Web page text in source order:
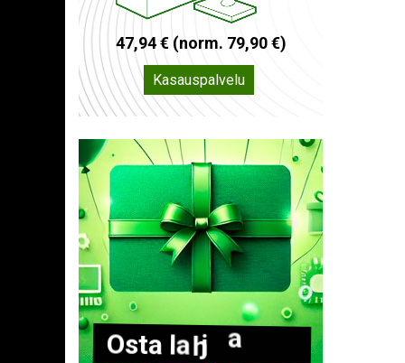
47,94€ (norm. 79,90€)
Kasauspalvelu
Osta lah ak